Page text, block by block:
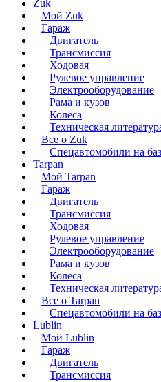
Zuk
Мой Zuk
Гараж
Двигатель
Трансмиссия
Ходовая
Рулевое управление
Электрооборудование
Рама и кузов
Колеса
Техническая
Все о Zuk
Спецавтомобили на
Tarpan
Мой Tarpan
Гараж
Двигатель
Трансмиссия
Ходовая
Рулевое управление
Электрооборудование
Рама и кузов
Колеса
Техническая
Все о Tarpan
Спецавтомобили на
Lublin
Мой Lublin
Гараж
Двигатель
Трансмиссия